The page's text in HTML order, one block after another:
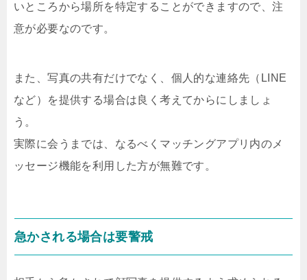
いところから場所を特定することができますので、注
意が必要なのです。
また、写真の共有だけでなく、個人的な連絡先（LINE
など）を提供する場合は良く考えてからにしましょ
う。
実際に会うまでは、なるべくマッチングアプリ内のメ
ッセージ機能を利用した方が無難です。
急かされる場合は要警戒